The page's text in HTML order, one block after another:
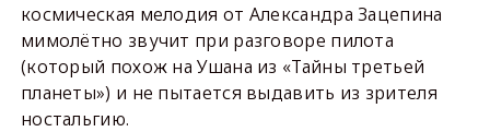
космическая мелодия от Александра Зацепина
мимолётно звучит при разговоре пилота
(который похож на Ушана из «Тайны третьей
планеты») и не пытается выдавить из зрителя
ностальгию.